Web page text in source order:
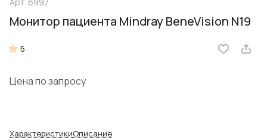
Арт. 6997
Монитор пациента Mindray BeneVision N19
5
Цена по запросу
ХарактеристикиОписание